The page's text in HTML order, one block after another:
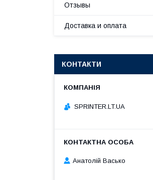
Отзывы
Доставка и оплата
КОНТАКТИ
SPRINTER.LT.UA
Анатолій Васько